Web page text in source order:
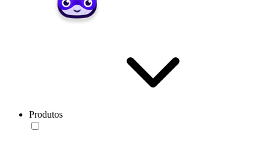
Produtos